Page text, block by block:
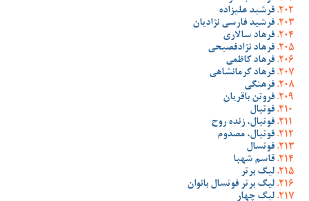
فرشید علیزاده
فرشید فارسی نژادیان
فرهاد سالاری
فرهاد نژادفصیحی
فرهاد کاظمی
فرهاد کرمانشاهی
فرهنگی
فروتن باقریان
فوتبال
فوتبال، زنده روح
فوتبال، مصدوم
فوتسال
قاسم شهبا
لیگ برتر
لیگ برتر فوتسال بانوان
لیگ چهار